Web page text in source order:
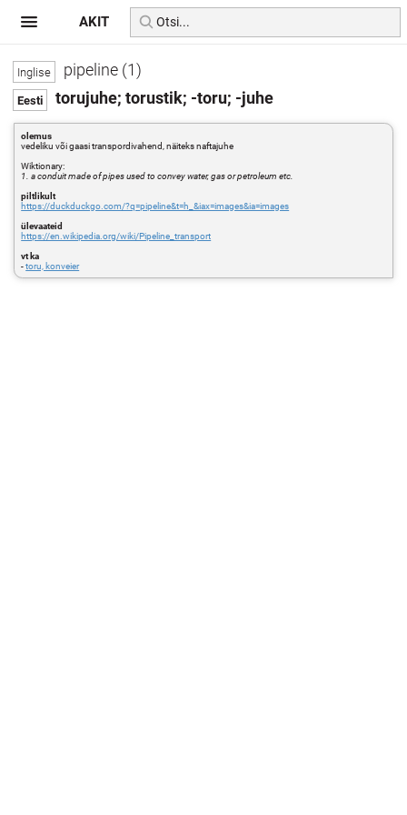
pipeline (1)
torujuhe; torustik; -toru; -juhe
olemus
vedeliku või gaasi transpordivahend, näiteks naftajuhe
Wiktionary:
1. a conduit made of pipes used to convey water, gas or petroleum etc.
piltlikult
https://duckduckgo.com/?q=pipeline&t=h_&iax=images&ia=images
ülevaateid
https://en.wikipedia.org/wiki/Pipeline_transport
vt ka
-toru, konveier
AKIT